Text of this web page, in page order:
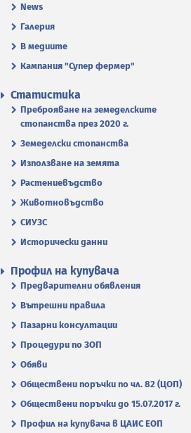
News
Галерия
В медиите
Кампания "Супер фермер"
Статистика
Преброяване на земеделските
стопанства през 2020 г.
Земеделски стопанства
Използване на земята
Растениевъдство
Животновъдство
СИУЗС
Исторически данни
Профил на купувача
Предварителни обявления
Вътрешни правила
Пазарни консултации
Процедури по ЗОП
Обяви
Обществени поръчки по чл. 82 (ЦОП)
Обществени поръчки до 15.07.2017 г.
Профил на купувача в ЦАИС ЕОП